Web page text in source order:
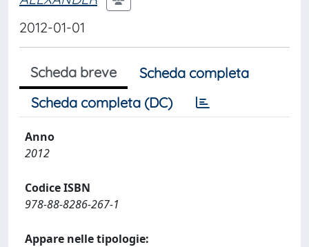
2012-01-01
Scheda breve
Scheda completa
Scheda completa (DC)
Anno
2012
Codice ISBN
978-88-8286-267-1
Appare nelle tipologie: